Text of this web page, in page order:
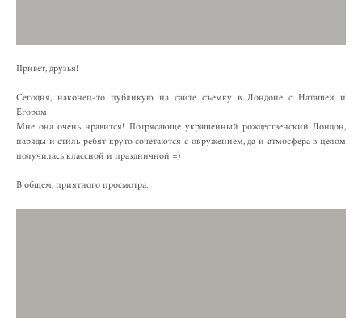
Привет, друзья!
Сегодня, наконец-то публикую на сайте съемку в Лондоне с Наташей и
Егором!
Мне она очень нравится! Потрясающе украшенный рождественский Лондон,
наряды и стиль ребят круто сочетаются с окружением, да и атмосфера в целом
получилась классной и праздничной =)
В общем, приятного просмотра.